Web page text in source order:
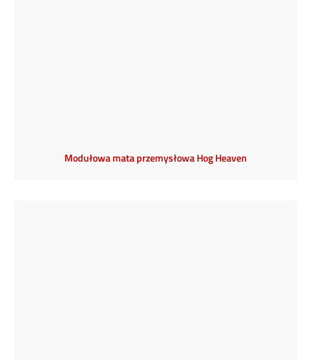
Modułowa mata przemysłowa Hog Heaven